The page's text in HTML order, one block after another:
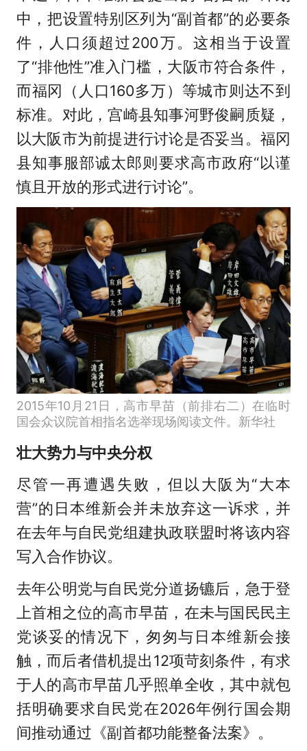
中，把设置特别区列为“副首都”的必要条
件，人口须超过200万。这相当于设置
了“排他性”准入门槛，大阪市符合条件，
而福冈（人口160多万）等城市则达不到
标准。对此，宫崎县知事河野俊嗣质疑，
以大阪市为前提进行讨论是否妥当。福冈
县知事服部诚太郎则要求高市政府“以谨
慎且开放的形式进行讨论”。
2015年10月21日，高市早苗（前排右二）在临时
国会众议院首相指名选举现场阅读文件。新华社
壮大势力与中央分权
尽管一再遭遇失败，但以大阪为“大本
营”的日本维新会并未放弃这一诉求，并
在去年与自民党组建执政联盟时将该内容
写入合作协议。
去年公明党与自民党分道扬镳后，急于登
上首相之位的高市早苗，在未与国民民主
党谈妥的情况下，匆匆与日本维新会接
触，而后者借机提出12项苛刻条件，有求
于人的高市早苗几乎照单全收，其中就包
括明确要求自民党在2026年例行国会期
间推动通过《副首都功能整备法案》。